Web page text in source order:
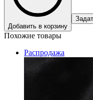
Добавить в корзину
Похожие товары
Распродажа